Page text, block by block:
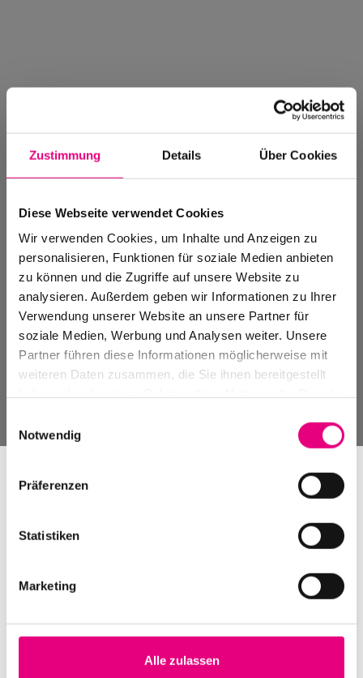
Zustimmung Details Über Cookies
Diese Webseite verwendet Cookies
Wir verwenden Cookies, um Inhalte und Anzeigen zu
personalisieren, Funktionen für soziale Medien anbieten
zu können und die Zugriffe auf unsere Website zu
analysieren. Außerdem geben wir Informationen zu Ihrer
Verwendung unserer Website an unsere Partner für
soziale Medien, Werbung und Analysen weiter. Unsere
Partner führen diese Informationen möglicherweise mit
weiteren Daten zusammen, die Sie ihnen bereitgestellt
Notwendig
Präferenzen
Statistiken
Marketing
Alle zulassen
Events Archive
Past events, festivals, and venues
Nightmares on Wax